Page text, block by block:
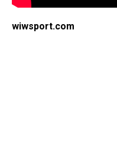
wiwsport.com